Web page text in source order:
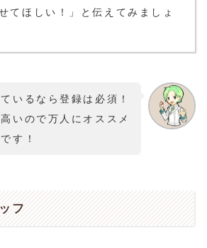
てほしい！」と伝えてみましょ
いるなら登録は必須！
いので万人にオススメ
す！
フ